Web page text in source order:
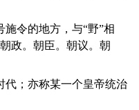
政。朝臣。朝议。朝